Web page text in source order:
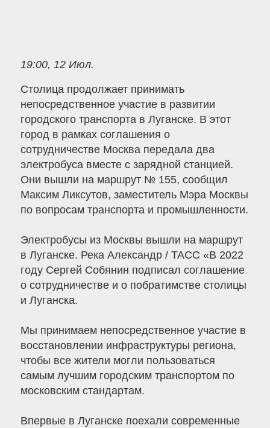
19:00, 12 Июл.
Столица продолжает принимать
непосредственное участие в развитии
городского транспорта в Луганске. В этот
город в рамках соглашения о
сотрудничестве Москва передала два
электробуса вместе с зарядной станцией.
Они вышли на маршрут № 155, сообщил
Максим Ликсутов, заместитель Мэра Москвы
по вопросам транспорта и промышленности.
Электробусы из Москвы вышли на маршрут
в Луганске. Река Александр / ТАСС «В 2022
году Сергей Собянин подписал соглашение
о сотрудничестве и о побратимстве столицы
и Луганска.
Мы принимаем непосредственное участие в
восстановлении инфраструктуры региона,
чтобы все жители могли пользоваться
самым лучшим городским транспортом по
московским стандартам.
Впервые в Луганске поехали современные